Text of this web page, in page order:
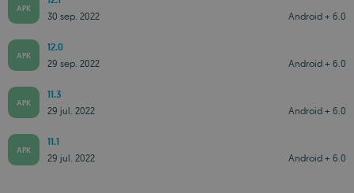
APK
Android + 6.0
30 sep. 2022
APK
12.0
Android + 6.0
29 sep. 2022
APK
11.3
Android + 6.0
29 jul. 2022
APK
11.1
Android + 6.0
29 jul. 2022